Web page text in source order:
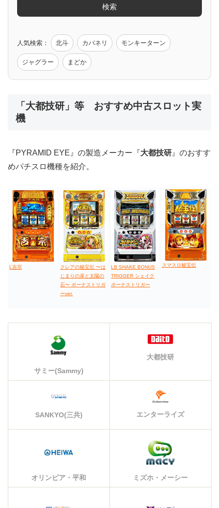
モンハン バイオ ペルソナ
値下げ台
検索
人気検索： 北斗 カバネリ モンキーターン
ジャグラー まどか
「大都技研」等 おすすめ中古スロット実
機
『PYRAMID EYE』の製造メーカー『大都技研 』のおすす
めパチスロ機種を紹介。
L吉宗
クレアの秘宝伝 〜は
じまりの扉と太陽の
石〜 ボーナストリガ
ーver.
LB SHAKE BONUS
TRIGGER シェイク
ボーナストリガー
スマスロ秘宝伝
サミー(Sammy)
大都技研
SANKYO(三共) エンターライズ
オリンピア・平和 ミズホ・メーシー